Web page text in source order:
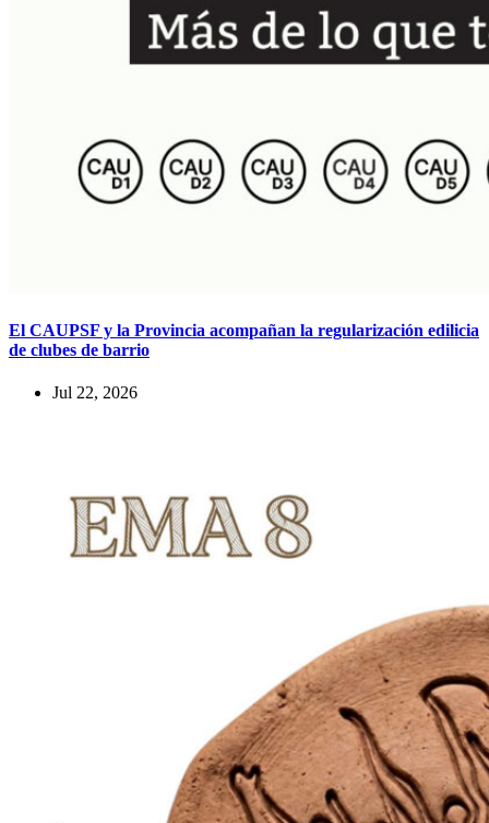
El CAUPSF y la Provincia acompañan la regularización edilicia
de clubes de barrio
Jul 22, 2026